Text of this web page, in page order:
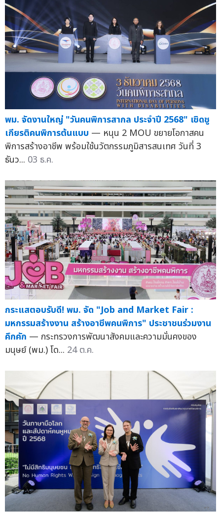
พม. จัดงานใหญ่ "วันคนพิการสากล ประจำปี 2568" เชิดชู
เกียรติคนพิการต้นแบบ — หนุน 2 MOU ขยายโอกาสคน
พิการสร้างอาชีพ พร้อมใช้นวัตกรรมภูมิสารสนเทศ วันที่ 3
ธันว... 03 ธ.ค.
กระแสตอบรับดี! พม. จัด "Job and Market Fair :
มหกรรมสร้างงาน สร้างอาชีพคนพิการ" ประชาชนร่วมงาน
คึกคัก — กระทรวงการพัฒนาสังคมและความมั่นคงของ
มนุษย์ (พม.) โด... 24 ต.ค.